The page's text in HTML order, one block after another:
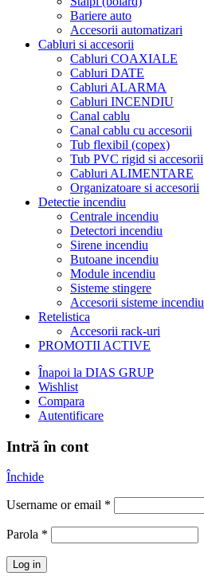
Bariere auto
Accesorii automatizari
Cabluri si accesorii
Cabluri COAXIALE
Cabluri DATE
Cabluri ALARMA
Cabluri INCENDIU
Canal cablu
Canal cablu cu accesorii
Tub flexibil (copex)
Tub PVC rigid si accesorii
Cabluri ALIMENTARE
Organizatoare si accesorii
Detectie incendiu
Centrale incendiu
Detectori incendiu
Sirene incendiu
Butoane incendiu
Module incendiu
Sisteme stingere
Accesorii sisteme incendiu
Retelistica
Accesorii rack-uri
PROMOTII ACTIVE
Înapoi la DIAS GRUP
Wishlist
Compara
Autentificare
Intră în cont
Închide
Username or email *
Parola *
Log in